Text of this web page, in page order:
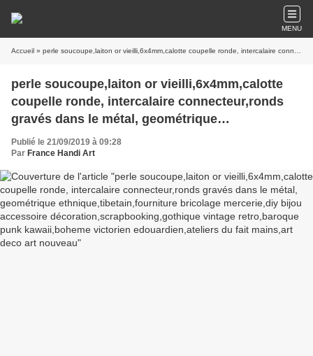
MENU
Accueil » perle soucoupe,laiton or vieilli,6x4mm,calotte coupelle ronde, intercalaire connecteur,ronds gravés dans le métal, geométrique ethnique,tibetain,fourniture bricolage mercerie,diy bijou accessoire décoration,scrapbooking,gothique vintage retro,baroque punk kawaii,boheme victorien edouardien,ateliers du fait mains,art deco art nouveau
perle soucoupe,laiton or vieilli,6x4mm,calotte
coupelle ronde, intercalaire connecteur,ronds
gravés dans le métal, geométrique
ethnique,tibetain,fourniture bricolage
mercerie,diy bijou accessoire
décoration,scrapbooking,gothique vintage
retro,baroque punk kawaii,boheme victorien
edouardien,ateliers du fait mains,art deco art
nouveau
Publié le 21/09/2019 à 09:28
Par France Handi Art